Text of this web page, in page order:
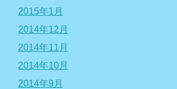
2015年1月
2014年12月
2014年11月
2014年10月
2014年9月